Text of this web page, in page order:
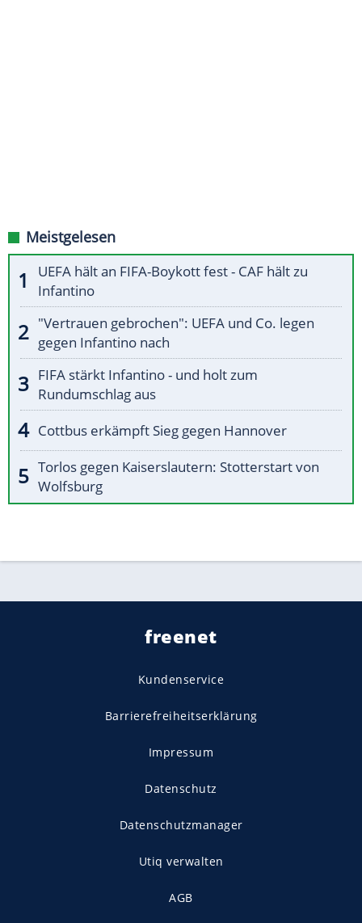
Meistgelesen
UEFA hält an FIFA-Boykott fest - CAF hält zu
Infantino
"Vertrauen gebrochen": UEFA und Co. legen
gegen Infantino nach
FIFA stärkt Infantino - und holt zum
Rundumschlag aus
Cottbus erkämpft Sieg gegen Hannover
Torlos gegen Kaiserslautern: Stotterstart von
Wolfsburg
freenet
Kundenservice
Barrierefreiheitserklärung
Impressum
Datenschutz
Datenschutzmanager
Utiq verwalten
AGB